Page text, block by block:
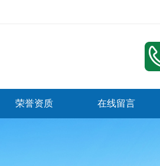
荣誉资质 在线留言